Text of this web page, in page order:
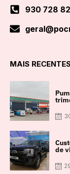
930 728
MAIS
de